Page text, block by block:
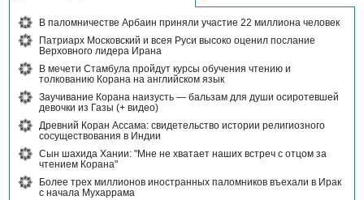
В паломничестве Арбаин приняли участие 22 миллиона человек
Патриарх Московский и всея Руси высоко оценил послание
Верховного лидера Ирана
В мечети Стамбула пройдут курсы обучения чтению и
толкованию Корана на английском язык
Заучивание Корана наизусть — бальзам для души осиротевшей
девочки из Газы (+ видео)
Древний Коран Ассама: свидетельство истории религиозного
сосуществования в Индии
Сын шахида Хании: "Мне не хватает наших встреч с отцом за
чтением Корана"
Более трех миллионов иностранных паломников въехали в Ирак
с начала Мухаррама